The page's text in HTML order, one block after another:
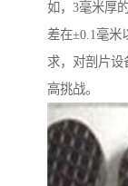
如，3毫米厚
差在±0.1毫米
求，对剖片
高挑战。